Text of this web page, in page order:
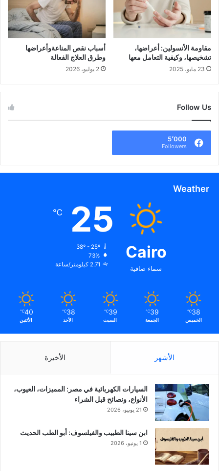
مقاومة الأنسولين: أعراضها،
تشخيصها، وكيفية التعامل معها
23 مايو، 2025
أسباب نقص المناعةوأعراضها
وطرق العلاج الفعالة
2 يوليو، 2026
Follow Us
5٬000
Followers
Weather
Cairo
سماء صافية
25
℃
38º - 25º
73%
2.71 كيلومتر/ساعة
38
℃
الخميس
39
℃
الجمعة
39
℃
السبت
38
℃
الأحد
40
℃
الأثنين
الأشهر الأخيرة
السيارات الكهربائية في مصر: المميزات، العيوب،
الأنواع، ونصائح قبل الشراء
21 يونيو، 2026
ابن سينا الطبيب والفيلسوف: أبو الطب الحديث
1 يونيو، 2026